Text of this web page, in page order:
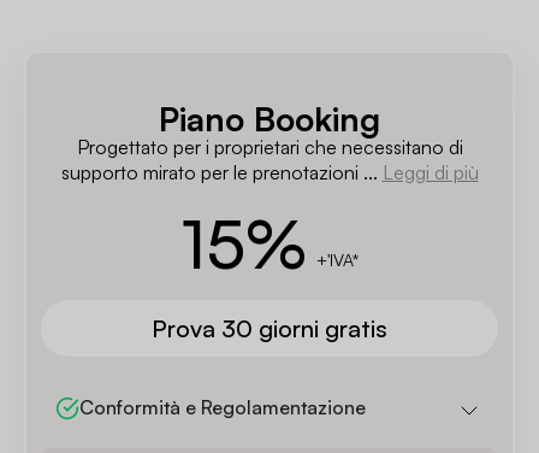
Piano Booking
Progettato per i proprietari che necessitano di
supporto mirato per le prenotazioni ... Leggi di più
15% +'IVA*
Prova 30 giorni gratis
Conformità e Regolamentazione